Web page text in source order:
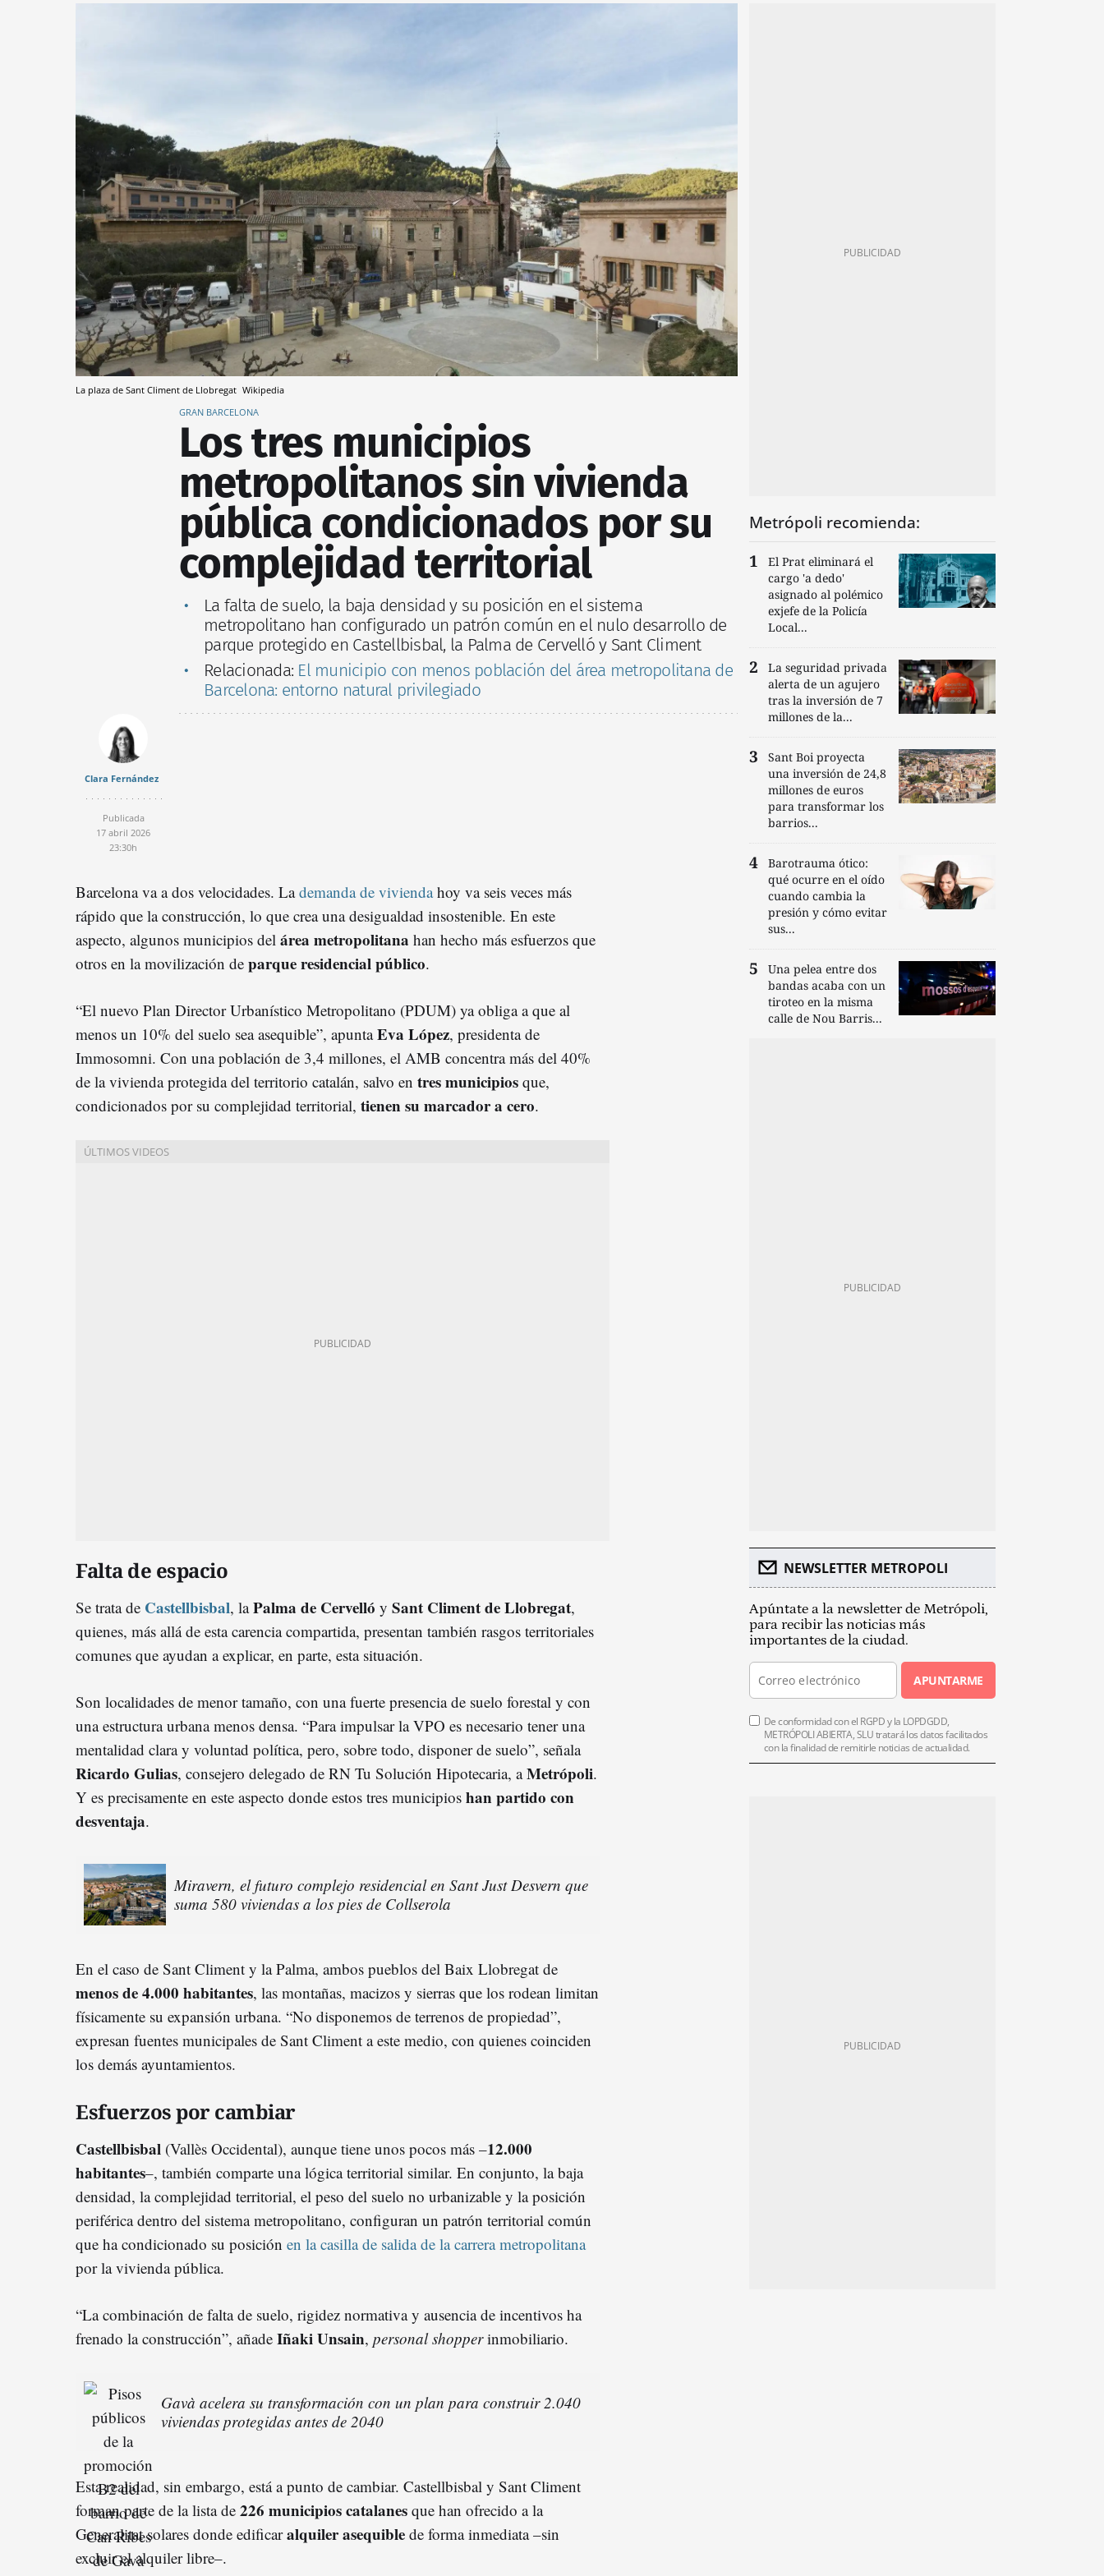
La plaza de Sant Climent de Llobregat Wikipedia
GRAN BARCELONA
Los tres municipios
metropolitanos sin vivienda
pública condicionados por su
complejidad territorial
La falta de suelo, la baja densidad y su posición en el sistema
metropolitano han configurado un patrón común en el nulo desarrollo de
parque protegido en Castellbisbal, la Palma de Cervelló y Sant Climent
Relacionada: El municipio con menos población del área metropolitana de
Barcelona: entorno natural privilegiado
Clara Fernández
Publicada
17 abril 2026
23:30h
Barcelona va a dos velocidades. Lademanda de viviendahoy va seis veces más
rápido que la construcción, lo que crea una desigualdad insostenible. En este
aspecto, algunos municipios del área metropolitana han hecho más esfuerzos que
otros en la movilización de parque residencial público.
“El nuevo Plan Director Urbanístico Metropolitano (PDUM) ya obliga a que al
menos un 10% del suelo sea asequible”, apuntaEva López, presidenta de
Immosomni. Con una población de 3,4 millones, el AMB concentra más del 40%
de la vivienda protegida del territorio catalán, salvo en tres municipios que,
condicionados por su complejidad territorial, tienen su marcador a cero.
Falta de espacio
Se trata de Castellbisbal, laPalma de Cervelló y Sant Climent de Llobregat,
quienes, más allá de esta carencia compartida, presentan también rasgos territoriales
comunes que ayudan a explicar, en parte, esta situación.
Son localidades de menor tamaño, con una fuerte presencia de suelo forestal y con
una estructura urbana menos densa. “Para impulsar la VPO es necesario tener una
mentalidad clara y voluntad política, pero, sobre todo, disponer de suelo”, señala
Ricardo Gulias, consejero delegado de RN Tu Solución Hipotecaria, aMetrópoli.
Y es precisamente en este aspecto donde estos tres municipios han partido con
desventaja.
Miravern, el futuro complejo residencial en Sant Just Desvern que
suma 580 viviendas a los pies de Collserola
En el caso de Sant Climent y la Palma, ambos pueblos del Baix Llobregat de
menos de 4.000 habitantes, las montañas, macizos y sierras que los rodean limitan
físicamente su expansión urbana. “No disponemos de terrenos de propiedad”,
expresan fuentes municipales de Sant Climent a este medio, con quienes coinciden
los demás ayuntamientos.
Esfuerzos por cambiar
Castellbisbal (Vallès Occidental), aunque tiene unos pocos más –12.000
habitantes–, también comparte una lógica territorial similar. En conjunto, la baja
densidad, la complejidad territorial, el peso del suelo no urbanizable y la posición
periférica dentro del sistema metropolitano, configuran un patrón territorial común
que ha condicionado su posición en la casilla de salida de la carrera metropolitana
por la vivienda pública.
“La combinación de falta de suelo, rigidez normativa y ausencia de incentivos ha
frenado la construcción”, añade Iñaki Unsain, personal shopperinmobiliario.
Gavà acelera su transformación con un plan para construir 2.040
viviendas protegidas antes de 2040
Esta realidad, sin embargo, está a punto de cambiar. Castellbisbal y Sant Climent
forman parte de la lista de 226 municipios catalanes que han ofrecido a la
Generalitat solares donde edificaralquiler asequible de forma inmediata –sin
excluir el alquiler libre–.
Metrópoli recomienda:
El Prat eliminará el
cargo 'a dedo'
asignado al polémico
exjefe de la Policía
Local...
La seguridad privada
alerta de un agujero
tras la inversión de 7
millones de la...
Sant Boi proyecta
una inversión de 24,8
millones de euros
para transformar los
barrios...
Barotrauma ótico:
qué ocurre en el oído
cuando cambia la
presión y cómo evitar
sus...
Una pelea entre dos
bandas acaba con un
tiroteo en la misma
calle de Nou Barris...
NEWSLETTER METROPOLI
Apúntate a la newsletter de Metrópoli,
para recibir las noticias más
importantes de la ciudad.
APUNTARME
De conformidad con el RGPD y la LOPDGDD,
METRÓPOLI ABIERTA, SLU tratará los datos facilitados
con la finalidad de remitirle noticias de actualidad.